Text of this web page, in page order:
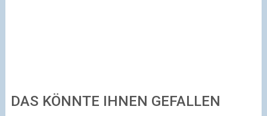
DAS KÖNNTE IHNEN GEFALLEN